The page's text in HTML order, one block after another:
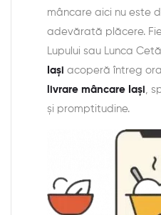
mâncare aici nu este
adevărată plăcere.
Lupului sau Lunca
Iași acoperă întreg
livrare mâncare Iași ,
și promptitudine.